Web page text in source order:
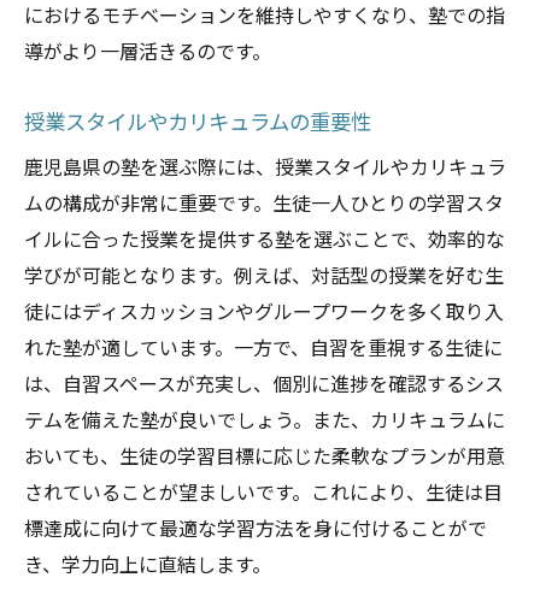
保護者からの高評価と信頼
塾の選択があなたの学びにどのように影響する
塾選びが学習意欲に与える効果
学習成果を最大化するための塾の役割
塾を通じた自主学習の促進
適切な塾による進路選択のサポート
塾を利用した新たな学びの発見
自己成長を促す塾環境の重要性
鹿児島県で最高の塾を見つけるための最終ガイ
ド
最適な塾を見つけるためのチェックリスト
最後に確認すべき重要事項
塾選びの決断を後押しするポイント
安心して通える塾の選び方
におけるモチベーションを維持しやすくなり、塾での指
導がより一層活きるのです。
授業スタイルやカリキュラムの重要性
鹿児島県の塾を選ぶ際には、授業スタイルやカリキュラ
ムの構成が非常に重要です。生徒一人ひとりの学習スタ
イルに合った授業を提供する塾を選ぶことで、効率的な
学びが可能となります。例えば、対話型の授業を好む生
徒にはディスカッションやグループワークを多く取り入
れた塾が適しています。一方で、自習を重視する生徒に
は、自習スペースが充実し、個別に進捗を確認するシス
テムを備えた塾が良いでしょう。また、カリキュラムに
おいても、生徒の学習目標に応じた柔軟なプランが用意
されていることが望ましいです。これにより、生徒は目
標達成に向けて最適な学習方法を身に付けることがで
き、学力向上に直結します。